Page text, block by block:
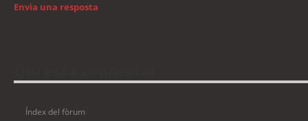
Envia una resposta
Índex del fòrum